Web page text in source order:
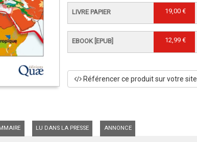
LIVRE PAPIER 19,00 €
EBOOK [EPUB] 12,99 €
Référencer ce produit sur votre site
LU DANS LA PRESSE ANNONCE